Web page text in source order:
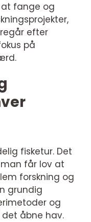
fange og
efter
på
fisketur. Det
får lov at
forskning og
grundig
og
åbne hav.